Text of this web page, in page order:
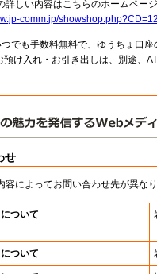
しい内容はこちらのホームペー
comm.jp/
でも手数料無料で、ゆうちょ口
け入れ・お引き出しは、別途、
せ
によってお問い合わせ先が異な
ついて
ついて